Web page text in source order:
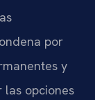
por
y
las opciones